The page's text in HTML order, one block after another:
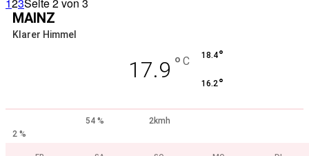
MAINZ
Klarer Himmel
17.9 ° C 18.4°
16.2°
54 %
2kmh
2 %